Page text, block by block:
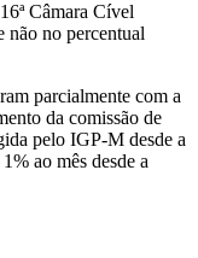
Câmara Cível
não no percentual
parcialmente com a
da comissão de
pelo IGP-M desde a
ao mês desde a